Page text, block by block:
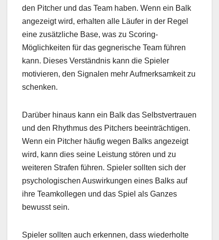
den Pitcher und das Team haben. Wenn ein Balk
angezeigt wird, erhalten alle Läufer in der Regel
eine zusätzliche Base, was zu Scoring-
Möglichkeiten für das gegnerische Team führen
kann. Dieses Verständnis kann die Spieler
motivieren, den Signalen mehr Aufmerksamkeit zu
schenken.
Darüber hinaus kann ein Balk das Selbstvertrauen
und den Rhythmus des Pitchers beeinträchtigen.
Wenn ein Pitcher häufig wegen Balks angezeigt
wird, kann dies seine Leistung stören und zu
weiteren Strafen führen. Spieler sollten sich der
psychologischen Auswirkungen eines Balks auf
ihre Teamkollegen und das Spiel als Ganzes
bewusst sein.
Spieler sollten auch erkennen, dass wiederholte